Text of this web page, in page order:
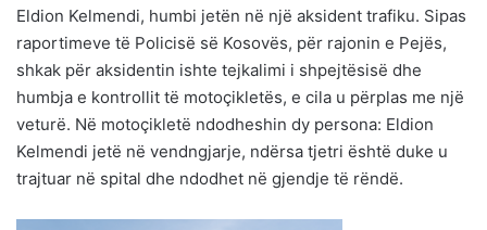
Eldion Kelmendi, humbi jetën në një aksident trafiku. Sipas
raportimeve të Policisë së Kosovës, për rajonin e Pejës,
shkak për aksidentin ishte tejkalimi i shpejtësisë dhe
humbja e kontrollit të motoçikletës, e cila u përplas me një
veturë. Në motoçikletë ndodheshin dy persona: Eldion
Kelmendi jetë në vendngjarje, ndërsa tjetri është duke u
trajtuar në spital dhe ndodhet në gjendje të rëndë.